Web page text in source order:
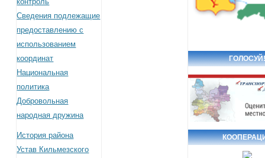
Сведения подлежащие
предоставлению с
использованием
координат
Национальная
политика
Добровольная
народная дружина
История района
Устав Кильмезского